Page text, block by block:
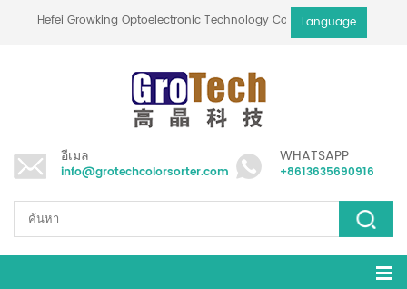
Hefei Growking Optoelectronic Technology Co.,LtdLanguage
อีเมล
info@grotechcolorsorter.com
WHATSAPP
+8613635690916